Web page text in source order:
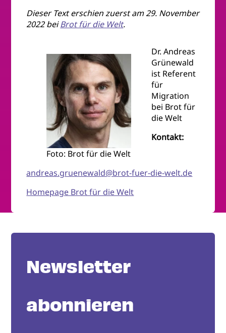
Dieser Text erschien zuerst am 29. November
2022 beiBrot für die Welt.
Foto: Brot für die Welt
Dr. Andreas
Grünewald
ist Referent
für
Migration
bei Brot für
die Welt
Kontakt:
andreas.gruenewald@brot-fuer-die-welt.de
Homepage Brot für die Welt
Newsletter
abonnieren